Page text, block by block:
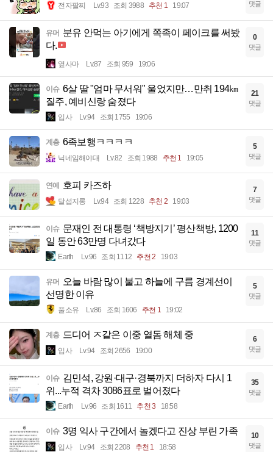
전자팔찌 Lv.93 조회 3988 추천 1 19:07 댓글
유머 분유 안먹는 아기에게 쪽족이 페이크를 써봤
다.
옆사마 Lv.87 조회 959 19:06
0
댓글
이슈 6살 딸 "엄마 무서워" 울었지만…만취 194㎞
질주, 예비신랑 숨졌다
입사 Lv.94 조회 1755 19:06
21
댓글
계층 6족보행ㅋㅋㅋㅋ
닉네임해야대 Lv.82 조회 1988 추천 1 19:05
5
댓글
연예 호피 카즈하
달섭지롱 Lv.94 조회 1228 추천 2 19:03
7
댓글
이슈 문재인 전 대통령 ‘책방지기’ 평산책방, 1200
일 동안 63만명 다녀갔다
Earth Lv.96 조회 1112 추천 2 19:03
11
댓글
유머
오늘 바람 많이 불고 하늘에 구름 경계선이
선명한 이유
풀소유 Lv.86 조회 1606 추천 1 19:02
5
댓글
계층 드디어 ㅈ같은 이중 열돔 해체 중
입사 Lv.94 조회 2656 19:00
6
댓글
이슈 김민석, 강원·대구·경북까지 더하자 다시 1
위...누적 격차 3086표로 벌어졌다
Earth Lv.96 조회 1611 추천 3 18:58
35
댓글
이슈 3명 익사 구간에서 놀겠다고 진상 부린 가족
입사 Lv.94 조회 2208 추천 1 18:58
10
댓글